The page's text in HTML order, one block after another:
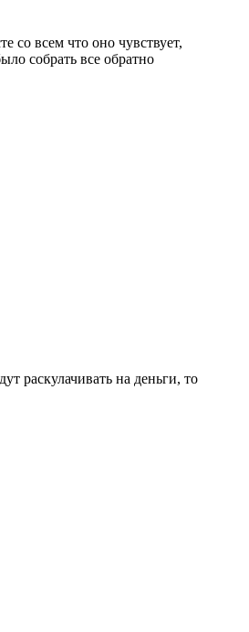
со всем что оно чувствует,
собрать все обратно
раскулачивать на деньги, то